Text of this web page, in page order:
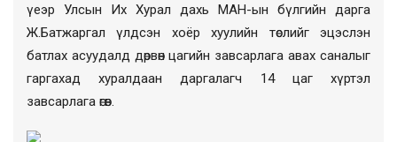
үеэр Улсын Их Хурал дахь МАН-ын бүлгийн дарга
Ж.Батжаргал үлдсэн хоёр хуулийн төслийг эцэслэн
батлах асуудалд дөрвөн цагийн завсарлага авах саналыг
гаргахад хуралдаан даргалагч 14 цаг хүртэл
завсарлага өгөв.